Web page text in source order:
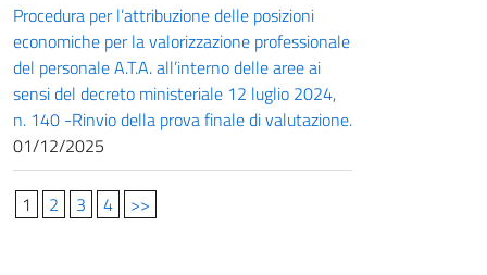
Procedura per l’attribuzione delle posizioni
economiche per la valorizzazione professionale
del personale A.T.A. all’interno delle aree ai
sensi del decreto ministeriale 12 luglio 2024,
n. 140 -Rinvio della prova finale di valutazione.
01/12/2025
1 2 3 4 >>